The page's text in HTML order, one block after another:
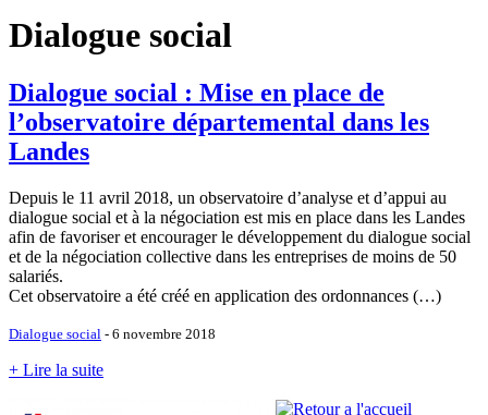
Dialogue social
Dialogue social : Mise en place de
l’observatoire départemental dans les
Landes
Depuis le 11 avril 2018, un observatoire d’analyse et d’appui au
dialogue social et à la négociation est mis en place dans les Landes
afin de favoriser et encourager le développement du dialogue social
et de la négociation collective dans les entreprises de moins de 50
salariés.
Cet observatoire a été créé en application des ordonnances (…)
Dialogue social - 6 novembre 2018
+ Lire la suite